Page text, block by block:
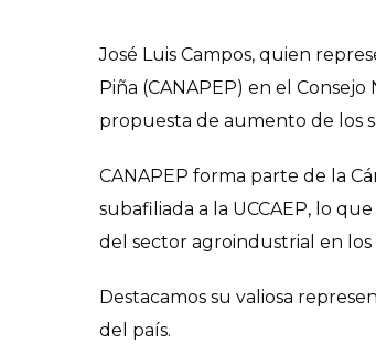
José Luis Campos, quien
Piña (CANAPEP) en el
propuesta de aumento de los
CANAPEP forma parte de la
subafiliada a la UCCAEP, lo
del sector agroindustrial en los
Destacamos su valiosa
del país.